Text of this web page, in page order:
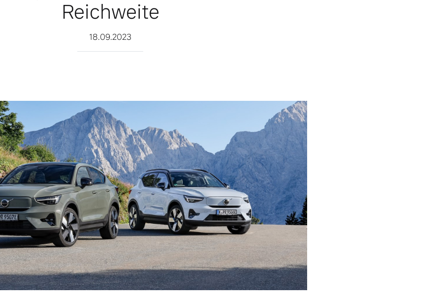
Reichweite
18.09.2023